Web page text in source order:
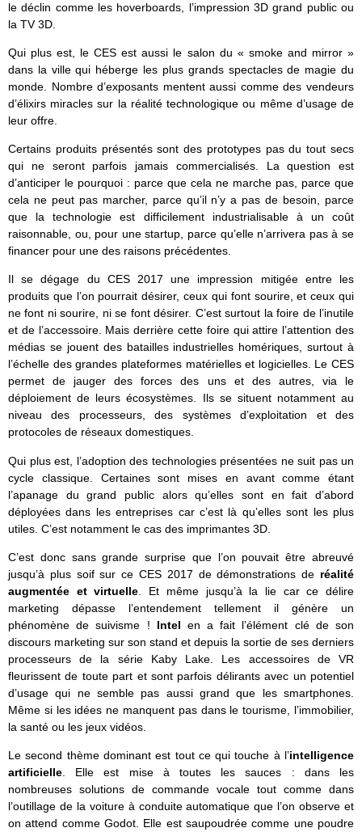
le déclin comme les hoverboards, l’impression 3D grand public ou
la TV 3D.
Qui plus est, le CES est aussi le salon du « smoke and mirror »
dans la ville qui héberge les plus grands spectacles de magie du
monde. Nombre d’exposants mentent aussi comme des vendeurs
d’élixirs miracles sur la réalité technologique ou même d’usage de
leur offre.
Certains produits présentés sont des prototypes pas du tout secs
qui ne seront parfois jamais commercialisés. La question est
d’anticiper le pourquoi : parce que cela ne marche pas, parce que
cela ne peut pas marcher, parce qu’il n’y a pas de besoin, parce
que la technologie est difficilement industrialisable à un coût
raisonnable, ou, pour une startup, parce qu’elle n’arrivera pas à se
financer pour une des raisons précédentes.
Il se dégage du CES 2017 une impression mitigée entre les
produits que l’on pourrait désirer, ceux qui font sourire, et ceux qui
ne font ni sourire, ni se font désirer. C’est surtout la foire de l’inutile
et de l’accessoire. Mais derrière cette foire qui attire l’attention des
médias se jouent des batailles industrielles homériques, surtout à
l’échelle des grandes plateformes matérielles et logicielles. Le CES
permet de jauger des forces des uns et des autres, via le
déploiement de leurs écosystèmes. Ils se situent notamment au
niveau des processeurs, des systèmes d’exploitation et des
protocoles de réseaux domestiques.
Qui plus est, l’adoption des technologies présentées ne suit pas un
cycle classique. Certaines sont mises en avant comme étant
l’apanage du grand public alors qu’elles sont en fait d’abord
déployées dans les entreprises car c’est là qu’elles sont les plus
utiles. C’est notamment le cas des imprimantes 3D.
C’est donc sans grande surprise que l’on pouvait être abreuvé
jusqu’à plus soif sur ce CES 2017 de démonstrations de réalité
augmentée et virtuelle . Et même jusqu’à la lie car ce délire
marketing dépasse l’entendement tellement il génère un
phénomène de suivisme ! Intel en a fait l’élément clé de son
discours marketing sur son stand et depuis la sortie de ses derniers
processeurs de la série Kaby Lake. Les accessoires de VR
fleurissent de toute part et sont parfois délirants avec un potentiel
d’usage qui ne semble pas aussi grand que les smartphones.
Même si les idées ne manquent pas dans le tourisme, l’immobilier,
la santé ou les jeux vidéos.
Le second thème dominant est tout ce qui touche à l’intelligence
artificielle . Elle est mise à toutes les sauces : dans les
nombreuses solutions de commande vocale tout comme dans
l’outillage de la voiture à conduite automatique que l’on observe et
on attend comme Godot. Elle est saupoudrée comme une poudre